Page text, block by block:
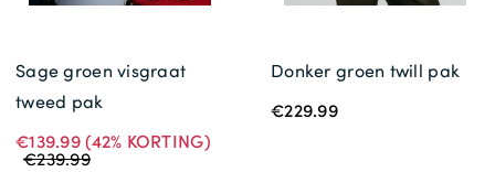
Sage groen visgraat
tweed pak
€139.99(42% KORTING)
€239.99
Donker groen twill pak
€229.99